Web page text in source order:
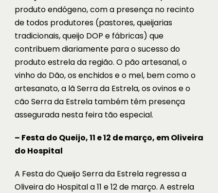
produto endógeno, com a presença no recinto
de todos produtores (pastores, queijarias
tradicionais, queijo DOP e fábricas) que
contribuem diariamente para o sucesso do
produto estrela da região. O pão artesanal, o
vinho do Dão, os enchidos e o mel, bem como o
artesanato, a lã Serra da Estrela, os ovinos e o
cão Serra da Estrela também têm presença
assegurada nesta feira tão especial.
– Festa do Queijo, 11 e 12 de março, em Oliveira
do Hospital
A Festa do Queijo Serra da Estrela regressa a
Oliveira do Hospital a 11 e 12 de março. A estrela